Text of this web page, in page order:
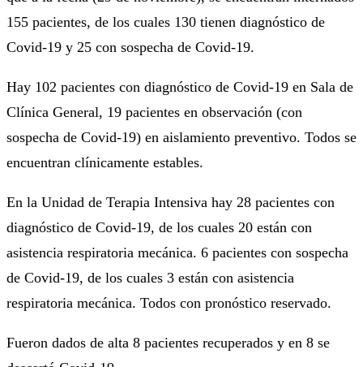
155 pacientes, de los cuales 130 tienen diagnóstico de
Covid-19 y 25 con sospecha de Covid-19.
Hay 102 pacientes con diagnóstico de Covid-19 en Sala de
Clínica General, 19 pacientes en observación (con
sospecha de Covid-19) en aislamiento preventivo. Todos se
encuentran clínicamente estables.
En la Unidad de Terapia Intensiva hay 28 pacientes con
diagnóstico de Covid-19, de los cuales 20 están con
asistencia respiratoria mecánica. 6 pacientes con sospecha
de Covid-19, de los cuales 3 están con asistencia
respiratoria mecánica. Todos con pronóstico reservado.
Fueron dados de alta 8 pacientes recuperados y en 8 se